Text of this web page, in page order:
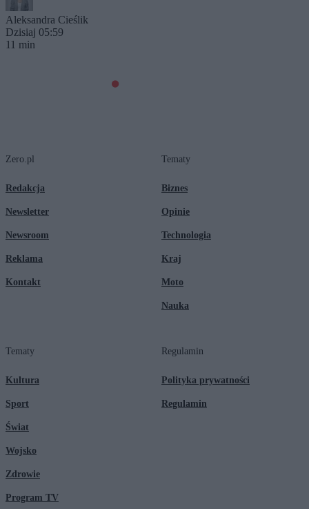
Aleksandra Cieślik
Dzisiaj 05:59
11 min
Zero.pl
Redakcja
Newsletter
Newsroom
Reklama
Kontakt
Tematy
Biznes
Opinie
Technologia
Kraj
Moto
Nauka
Tematy
Kultura
Sport
Świat
Wojsko
Zdrowie
Program TV
Regulamin
Polityka prywatności
Regulamin